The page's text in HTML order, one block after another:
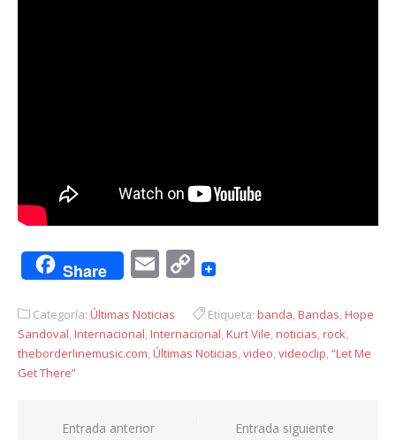
Share EmailCopy
Categoría: Últimas Noticias Etiqueta: banda,Bandas,Hope
Sandoval,Internacional,Internacional,Kurt Vile,noticias,rock,
theborderlinemusic.com,Últimas Noticias,video,videoclip,“Let Me
Get There”
Navegación
Entrada anterior Entrada siguiente